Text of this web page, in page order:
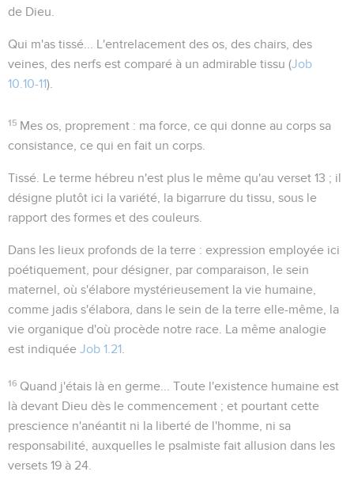
de Dieu.
Qui m'as tissé...
L'entrelacement des os, des chairs, des
veines, des nerfs est comparé à un admirable tissu (Job
10.10-11).
15 Mes os , proprement : ma force , ce qui donne au corps sa
consistance, ce qui en fait un corps.
Tissé . Le terme hébreu n'est plus le même qu'au verset 13 ; il
désigne plutôt ici la variété, la bigarrure du tissu, sous le
rapport des formes et des couleurs.
Dans les lieux profonds de la terre : expression employée ici
poétiquement, pour désigner, par comparaison, le sein
maternel, où s'élabore mystérieusement la vie humaine,
comme jadis s'élabora, dans le sein de la terre elle-même, la
vie organique d'où procède notre race. La même analogie
est indiquée Job 1.21
16 Quand j'étais là en germe...
Toute l'existence humaine est
là devant Dieu dès le commencement ; et pourtant cette
prescience n'anéantit ni la liberté de l'homme, ni sa
responsabilité, auxquelles le psalmiste fait allusion dans les
versets 19 à 24.